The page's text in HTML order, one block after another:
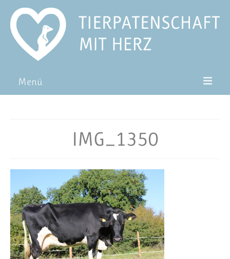
Menü
FAQ
IMG_1350